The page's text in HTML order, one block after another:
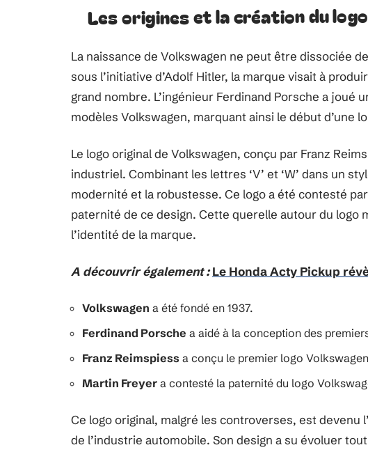
Les origines et la création du
La naissance de Volkswagen ne peut être dissociée
sous l’initiative d’Adolf Hitler, la marque visait à
grand nombre. L’ingénieur Ferdinand Porsche a joué
modèles Volkswagen, marquant ainsi le début d’une
Le logo original de Volkswagen, conçu par Franz
industriel. Combinant les lettres ‘V’ et ‘W’ dans un
modernité et la robustesse. Ce logo a été contesté
paternité de ce design. Cette querelle autour du logo
l’identité de la marque.
A découvrir également : Le Honda Acty Pickup
Volkswagen a été fondé en 1937.
Ferdinand Porsche a aidé à la conception des
Franz Reimspiess a conçu le premier logo
Martin Freyer a contesté la paternité du logo
Ce logo original, malgré les controverses, est devenu
de l’industrie automobile. Son design a su évoluer